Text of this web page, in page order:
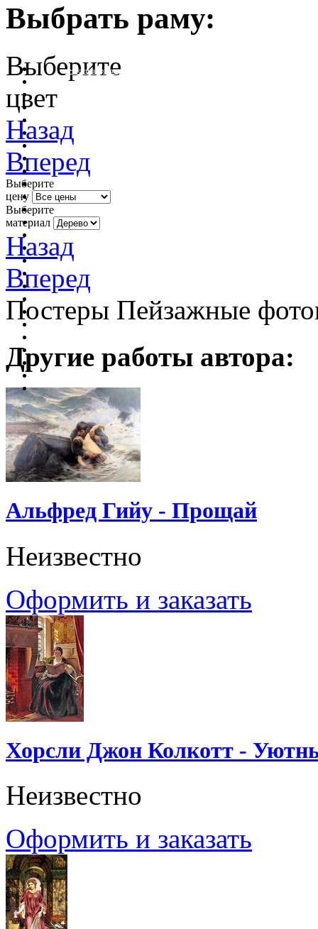
Выбрать раму:
очистить фильтр цвета
Выберите
цвет
Назад
Вперед
Выберите
цену
Выберите
материал
Назад
Вперед
Постеры Пейзажные
Другие работы автора:
Альфред Гийу - Прощай
Неизвестно
Оформить и заказать
Хорсли Джон Колкотт -
Неизвестно
Оформить и заказать